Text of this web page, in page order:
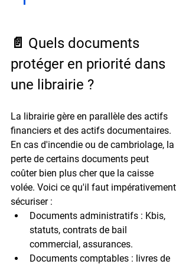
📄 Quels documents
protéger en priorité dans
une librairie ?
La librairie gère en parallèle des actifs
financiers et des actifs documentaires.
En cas d'incendie ou de cambriolage, la
perte de certains documents peut
coûter bien plus cher que la caisse
volée. Voici ce qu'il faut impérativement
sécuriser :
Documents administratifs : Kbis,
statuts, contrats de bail
commercial, assurances.
Documents comptables : livres de